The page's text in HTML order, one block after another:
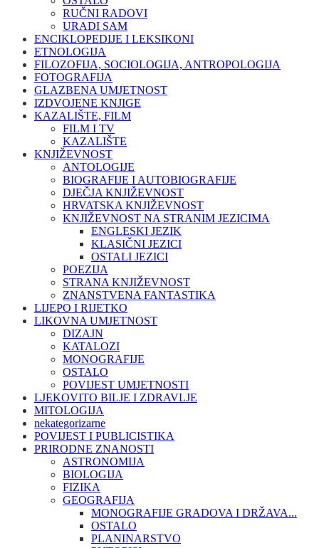
RUČNI RADOVI
URADI SAM
ENCIKLOPEDIJE I LEKSIKONI
ETNOLOGIJA
FILOZOFIJA, SOCIOLOGIJA, ANTROPOLOGIJA
FOTOGRAFIJA
GLAZBENA UMJETNOST
IZDVOJENE KNJIGE
KAZALIŠTE, FILM
FILM I TV
KAZALIŠTE
KNJIŽEVNOST
ANTOLOGIJE
BIOGRAFIJE I AUTOBIOGRAFIJE
DJEČJA KNJIŽEVNOST
HRVATSKA KNJIŽEVNOST
KNJIŽEVNOST NA STRANIM JEZICIMA
ENGLESKI JEZIK
KLASIČNI JEZICI
OSTALI JEZICI
POEZIJA
STRANA KNJIŽEVNOST
ZNANSTVENA FANTASTIKA
LIJEPO I RIJETKO
LIKOVNA UMJETNOST
DIZAJN
KATALOZI
MONOGRAFIJE
OSTALO
POVIJEST UMJETNOSTI
LJEKOVITO BILJE I ZDRAVLJE
MITOLOGIJA
nekategorizarne
POVIJEST I PUBLICISTIKA
PRIRODNE ZNANOSTI
ASTRONOMIJA
BIOLOGIJA
FIZIKA
GEOGRAFIJA
MONOGRAFIJE GRADOVA I DRŽAVA...
OSTALO
PLANINARSTVO